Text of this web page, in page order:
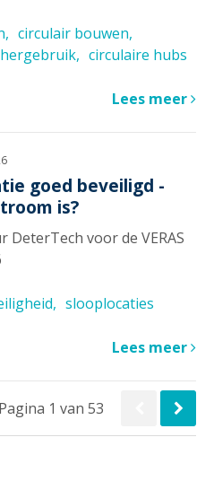
circulair bouwen
hergebruik circulaire hubs
Lees meer
goed beveiligd -
is?
DeterTech voor de VERAS
slooplocaties
Lees meer
Pagina 1 van 53